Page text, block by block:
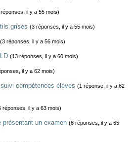
il y a 55 mois)
grisés (3 réponses, il y a 55 mois)
(3 réponses, il y a 56 mois)
(13 réponses, il y a 60 mois)
il y a 62 mois)
compétences élèves (1 réponse, il y a 62
réponses, il y a 63 mois)
présentant un examen (8 réponses, il y a 65